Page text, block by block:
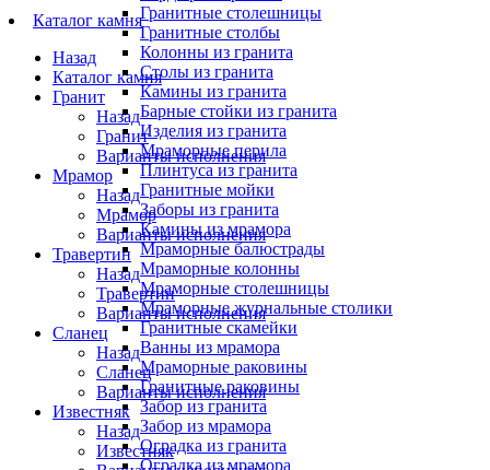
Гранитные столешницы
Гранитные столбы
Колонны из гранита
Столы из гранита
Камины из гранита
Барные стойки из гранита
Изделия из гранита
Мраморные перила
Плинтуса из гранита
Гранитные мойки
Заборы из гранита
Камины из мрамора
Мраморные балюстрады
Мраморные колонны
Мраморные столешницы
Мраморные журнальные столики
Гранитные скамейки
Ванны из мрамора
Мраморные раковины
Гранитные раковины
Забор из гранита
Забор из мрамора
Оградка из гранита
Оградка из мрамора
Каталог камня
Назад
Каталог камня
Гранит
Назад
Гранит
Варианты исполнения
Мрамор
Назад
Мрамор
Варианты исполнения
Травертин
Назад
Травертин
Варианты исполнения
Сланец
Назад
Сланец
Варианты исполнения
Известняк
Назад
Известняк